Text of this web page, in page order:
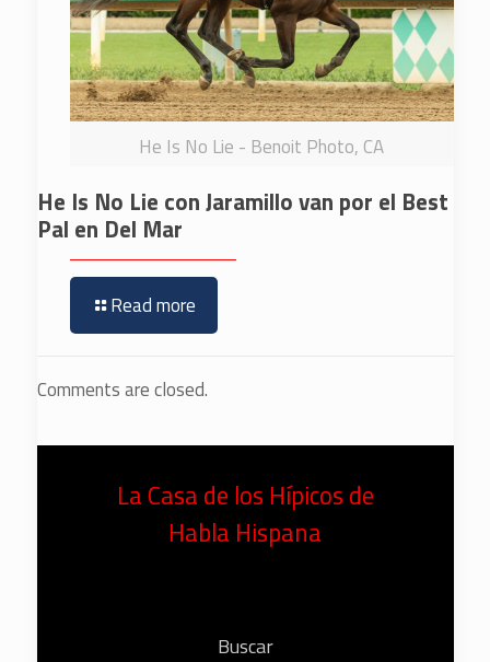
He Is No Lie - Benoit Photo, CA
He Is No Lie con Jaramillo van por el Best
Pal en Del Mar
Read more
Comments are closed.
La Casa de los Hípicos de
Habla Hispana
Buscar